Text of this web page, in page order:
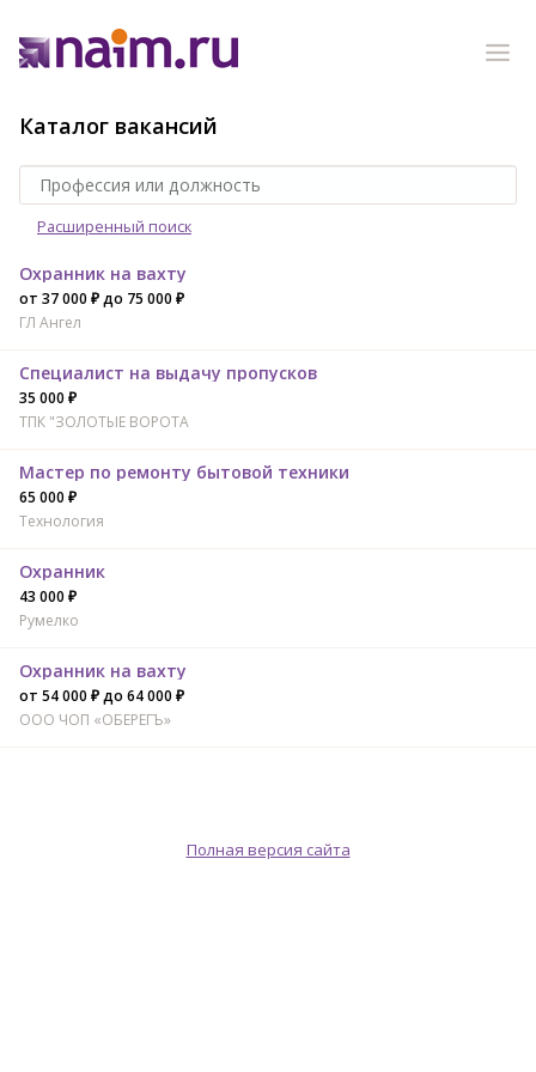
Каталог вакансий
Расширенный поиск
Охранник на вахту
от 37 000 ₽ до 75 000 ₽
ГЛ Ангел
Специалист на выдачу пропусков
35 000 ₽
ТПК "ЗОЛОТЫЕ ВОРОТА
Мастер по ремонту бытовой техники
65 000 ₽
Технология
Охранник
43 000 ₽
Румелко
Охранник на вахту
от 54 000 ₽ до 64 000 ₽
ООО ЧОП «ОБЕРЕГЪ»
Полная версия сайта